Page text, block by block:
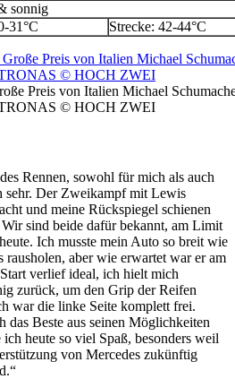
sonnig
31°C Strecke: 42-44°C
Preis von Italien Michael
© HOCH ZWEI
Rennen, sowohl für mich als auch
sehr. Der Zweikampf mit Lewis
und meine Rückspiegel schienen
sind beide dafür bekannt, am Limit
Ich musste mein Auto so breit wie
aber wie erwartet war er am
verlief ideal, ich hielt mich
zurück, um den Grip der Reifen
war die linke Seite komplett frei.
das Beste aus seinen Möglichkeiten
heute so viel Spaß, besonders weil
von Mercedes zukünftig